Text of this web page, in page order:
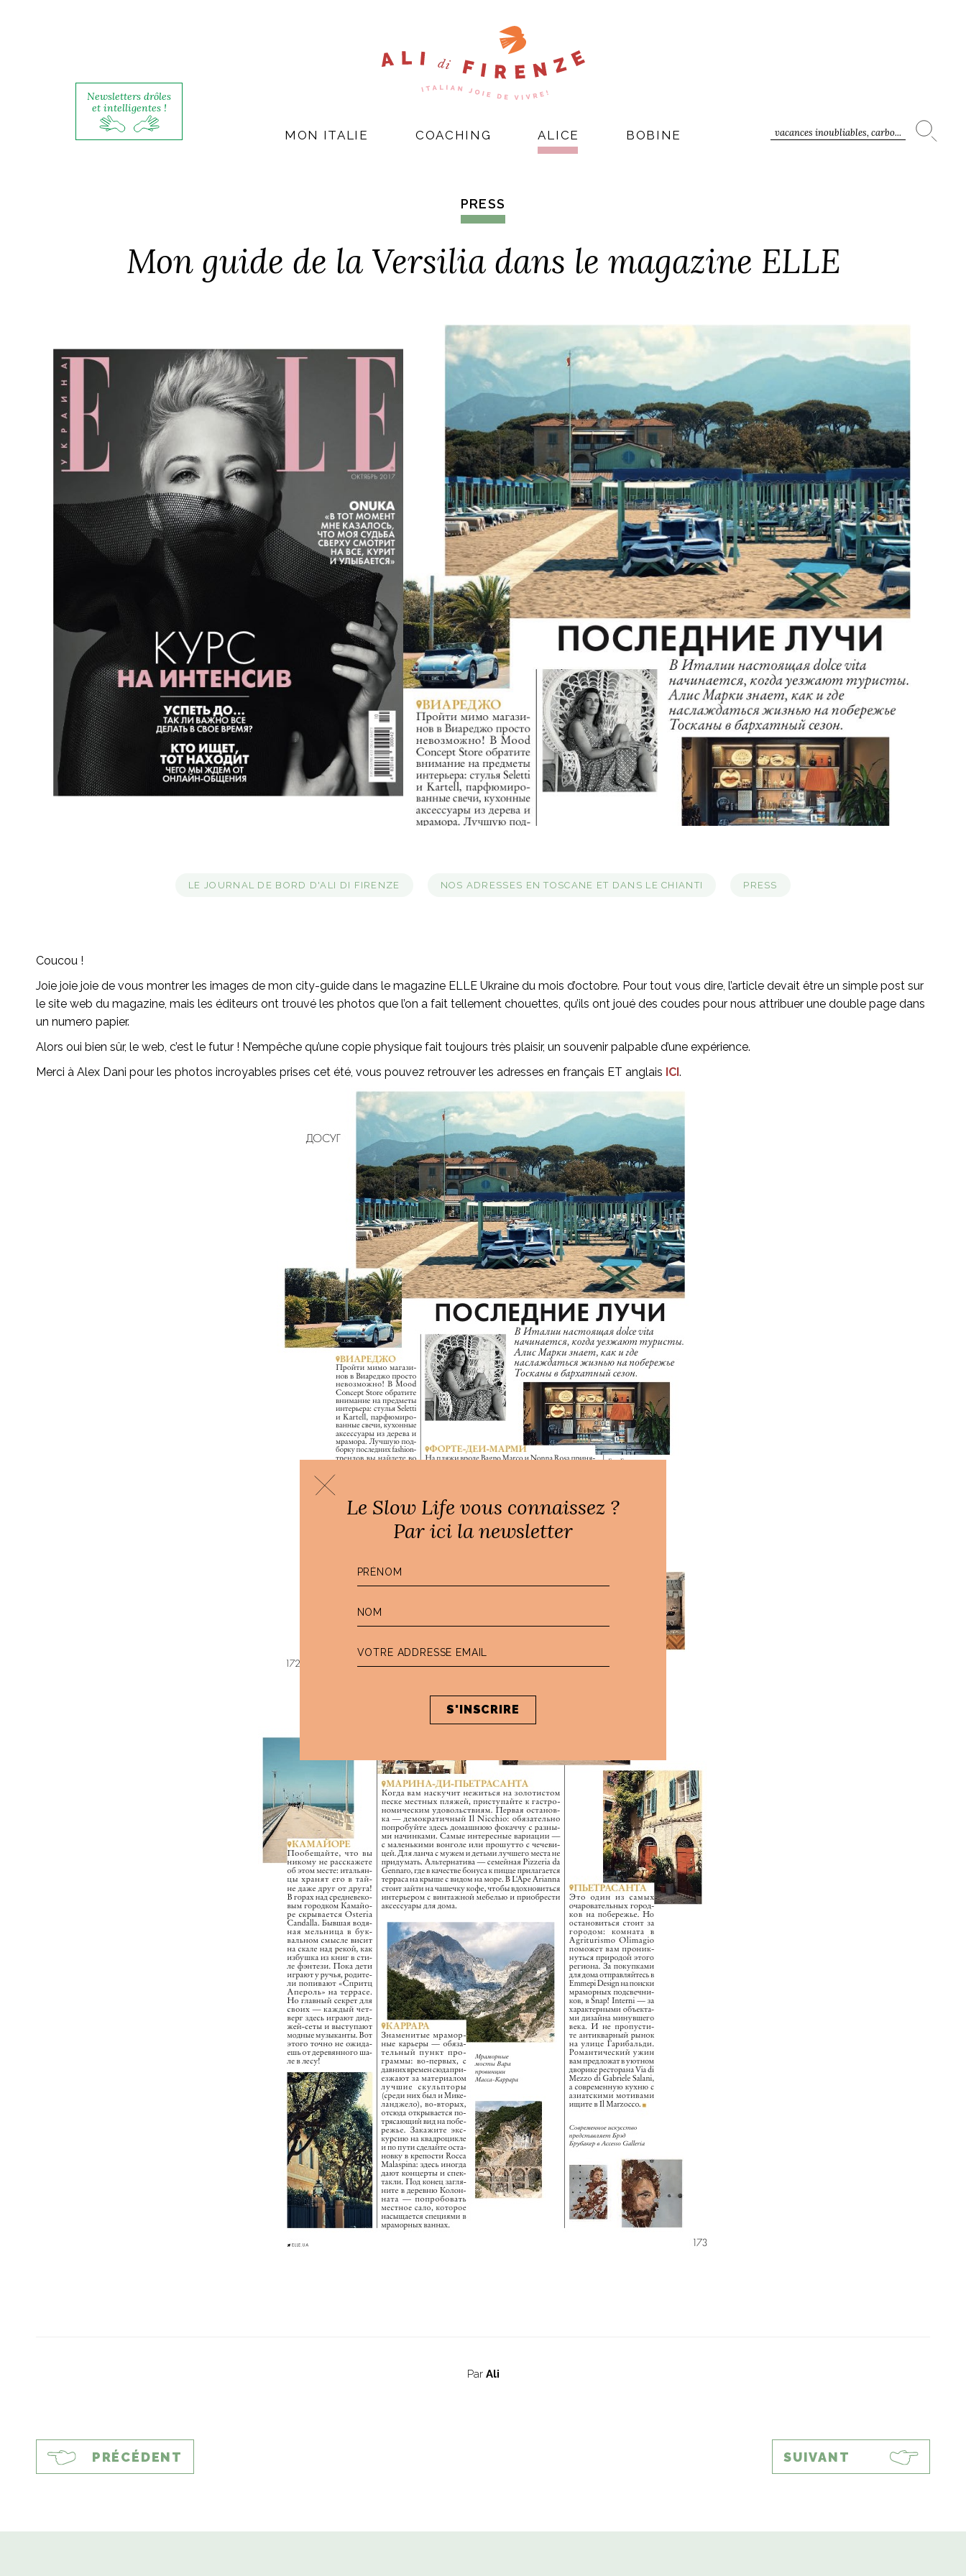
Newsletters drôles
et intelligentes !
vacances inoubliables, carbo...
MON ITALIE COACHING ALICE BOBINE
PRESS
Mon guide de la Versilia dans le magazine ELLE
LE JOURNAL DE BORD D'ALI DI FIRENZE NOS ADRESSES EN TOSCANE ET DANS LE CHIANTI PRESS
Coucou !
Joie joie joie de vous montrer les images de mon city-guide dans le magazine ELLE Ukraine du mois d’octobre. Pour tout vous dire, l’article devait être un simple post sur
le site web du magazine, mais les éditeurs ont trouvé les photos que l’on a fait tellement chouettes, qu’ils ont joué des coudes pour nous attribuer une double page dans
un numero papier.
Alors oui bien sûr, le web, c’est le futur ! N’empêche qu’une copie physique fait toujours très plaisir, un souvenir palpable d’une expérience.
Merci à Alex Dani pour les photos incroyables prises cet été, vous pouvez retrouver les adresses en français ET anglais ICI.
Par Ali
PRÉCÉDENT SUIVANT
Le Slow Life vous connaissez ?
Par ici la newsletter